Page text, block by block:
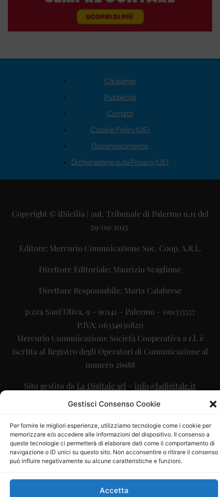
Gestisci Consenso Cookie
Per fornire le migliori esperienze, utilizziamo tecnologie come i cookie per
memorizzare e/o accedere alle informazioni del dispositivo. Il consenso a
queste tecnologie ci permetterà di elaborare dati come il comportamento di
navigazione o ID unici su questo sito. Non acconsentire o ritirare il consenso
può influire negativamente su alcune caratteristiche e funzioni.
Accetta
Chi siamo
Pubblicità
Contatti
Cookie Policy (UE)
Disconoscimento
Dichiarazione sulla Privacy (UE)
Copyright © ilSicilia | aut. Tribunale di Palermo n.11 del
29/09/2015
Editore: Mercurio Comunicazione Soc. Coop. A.R.L.
Direttore Editoriale: Maurizio Scaglione
Direttore Responsabile: Maria Calabrese
p.zza Sant’Oliva, 9 – 90141 – Palermo – 091335557
P.IVA: 06334930820
Mercurio Comunicazione Società Cooperativa a r.l. è
iscritta al Registro degli Operatori di Comunicazione al
numero 26988
Sito gestito da La Digitale srl – info@ladigitale.it